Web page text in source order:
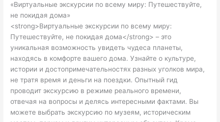
«Виртуальные экскурсии по всему миру: Путешествуйте,
не покидая дома»
<strong>Виртуальные экскурсии по всему миру:
Путешествуйте, не покидая дома</strong> – это
уникальная возможность увидеть чудеса планеты,
находясь в комфорте вашего дома. Узнайте о культуре,
истории и достопримечательностях разных уголков мира,
не тратя время и деньги на поездки. Опытный гид
проводит экскурсию в режиме реального времени,
отвечая на вопросы и делясь интересными фактами. Вы
можете выбрать экскурсию по музеям, историческим